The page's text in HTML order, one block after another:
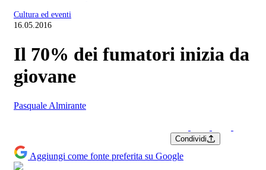
Cultura ed eventi
16.05.2016
Il 70% dei fumatori inizia da
giovane
Pasquale Almirante
Condividi
Aggiungi come fonte preferita su Google